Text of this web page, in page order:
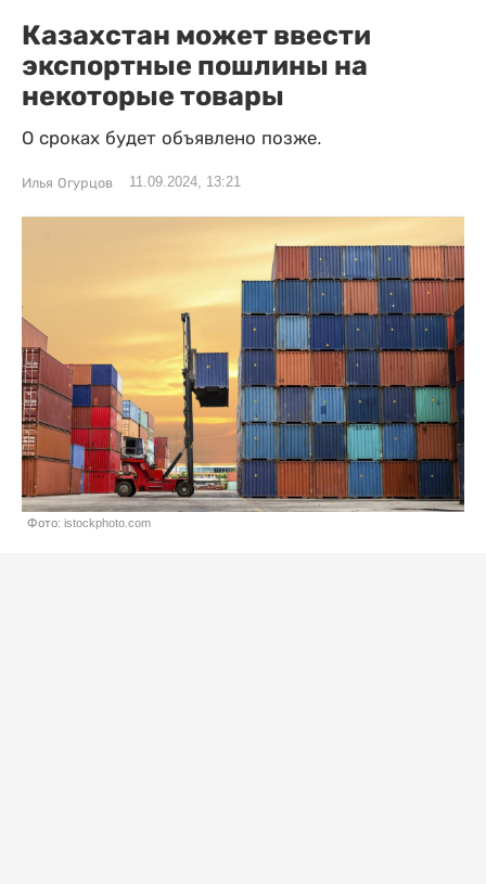
Казахстан может ввести
экспортные пошлины на
некоторые товары
О сроках будет объявлено позже.
Илья Огурцов 11.09.2024, 13:21
Фото: istockphoto.com